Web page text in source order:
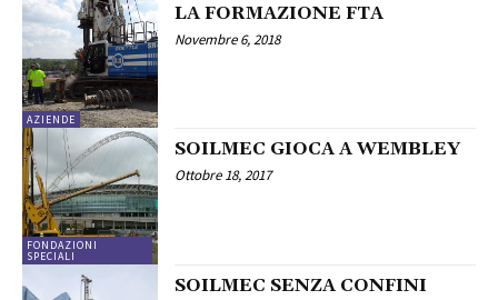
AZIENDE
LA FORMAZIONE FTA
Novembre 6, 2018
FONDAZIONI
SPECIALI
SOILMEC GIOCA A WEMBLEY
Ottobre 18, 2017
SOILMEC SENZA CONFINI